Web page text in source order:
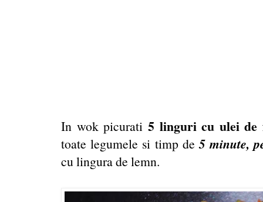
In wok picurati 5 linguri cu ulei de
toate legumele si timp de5 minute,
cu lingura de lemn.